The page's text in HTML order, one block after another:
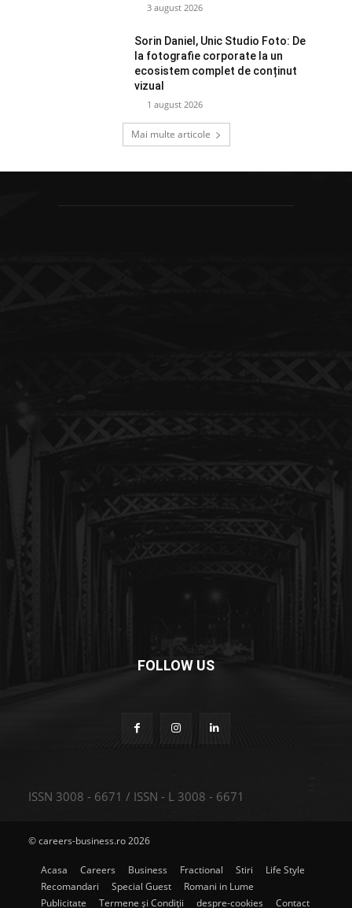
3 august 2026
Sorin Daniel, Unic Studio Foto: De
la fotografie corporate la un
ecosistem complet de conținut
vizual
1 august 2026
Mai multe articole
FOLLOW US
ISSN 3008 - 6671 / ISSN - L 3008 - 6671
© careers-business.ro 2026
Acasa Careers Business Fractional Stiri
Life Style
Recomandari
Special Guest
Romani in Lume
Publicitate
Termene și Condiții despre-cookies Contact